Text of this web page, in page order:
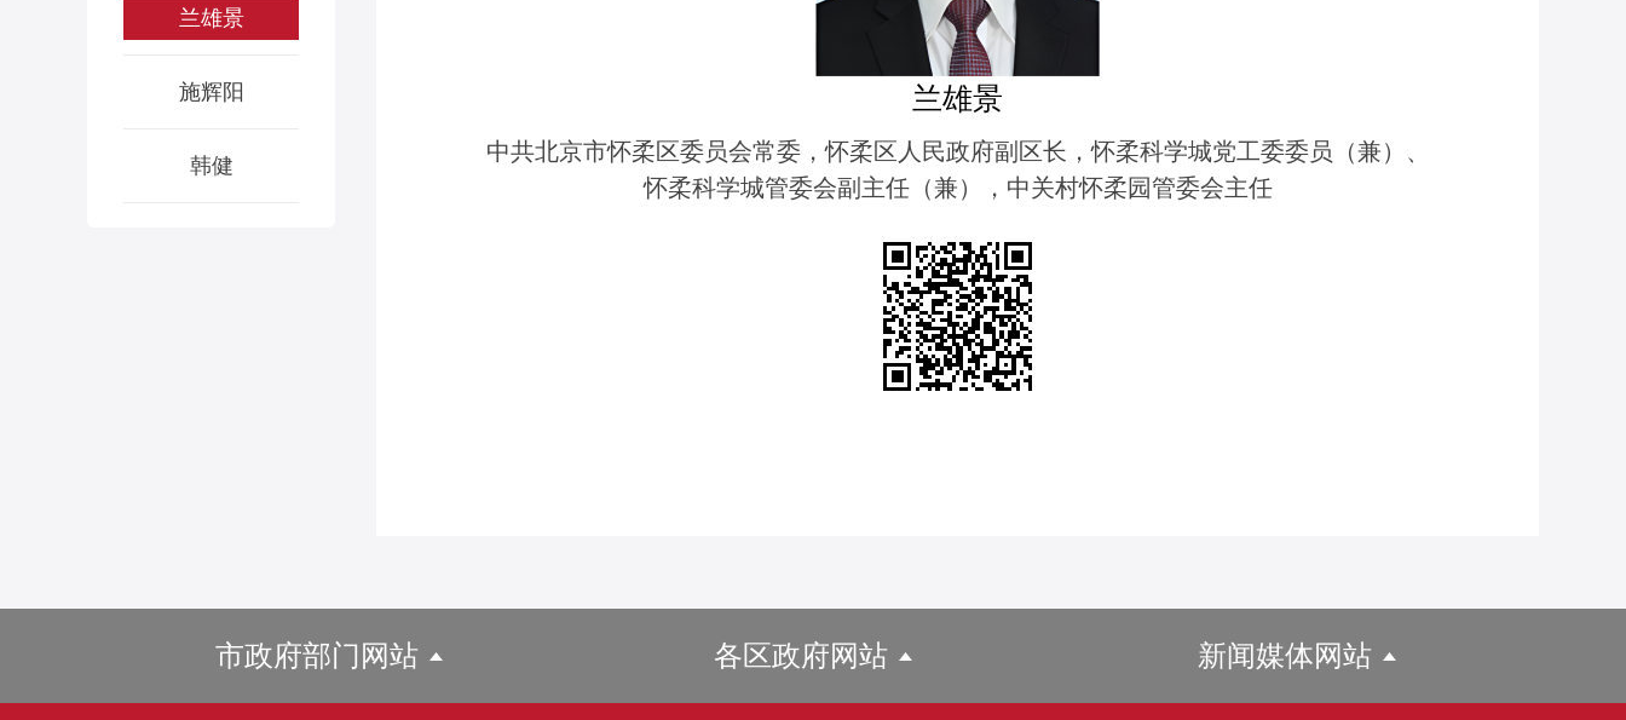
兰雄景
施辉阳
韩健
兰雄景
中共北京市怀柔区委员会常委，怀柔区人民政府副区长，怀柔科学城党工委委员（兼）、
怀柔科学城管委会副主任（兼），中关村怀柔园管委会主任
市政府部门网站 各区政府网站 新闻媒体网站